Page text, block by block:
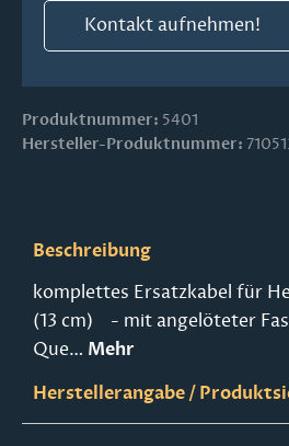
Kontakt aufnehmen!
Produktnummer: 5401
Hersteller-Produktnummer:
Beschreibung
komplettes Ersatzkabel für
(13 cm) - mit angelöteter
Que… Mehr
Herstellerangabe /